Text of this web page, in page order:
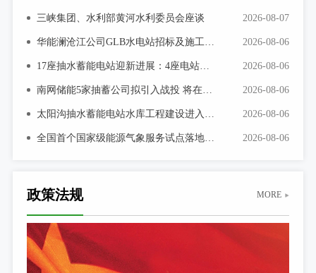
三峡集团、水利部黄河水利委员会座谈 2026-08-07
2026-08-06
17座抽水蓄能电站迎新进展：4座电站开工 2026-08-06
南网储能5家抽蓄公司拟引入战投 将在北交所预挂牌 2026-08-06
2026-08-06
全国首个国家级能源气象服务试点落地雅砻江 2026-08-06
政策法规 MORE